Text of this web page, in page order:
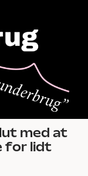
med at
for lidt